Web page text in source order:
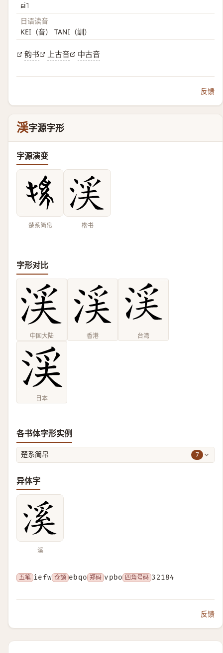
ɕi˥
日语读音
KEI（音） TANI（訓）
韵书 上古音 中古音
反馈
渓字源字形
字源演变
楚系简帛 楷书
字形对比
中国大陆 香港 台湾
日本
各书体字形实例
楚系简帛 7
异体字
溪
五笔 iefw 仓颉 ebqo 郑码 vpbo 四角号码 32184
反馈